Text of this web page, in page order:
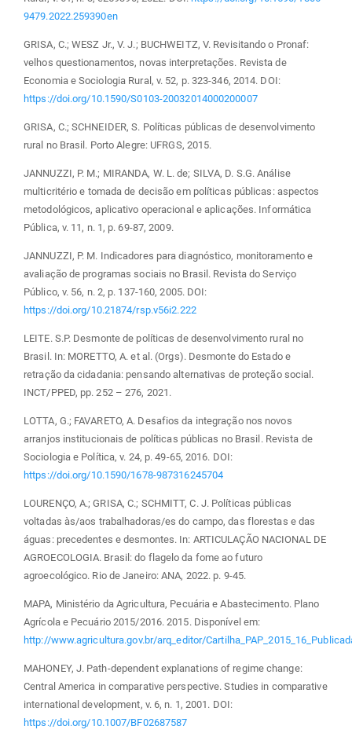
9479.2022.259390en
GRISA, C.; WESZ Jr., V. J.; BUCHWEITZ, V. Revisitando o Pronaf:
velhos questionamentos, novas interpretações. Revista de
Economia e Sociologia Rural, v. 52, p. 323-346, 2014. DOI:
https://doi.org/10.1590/S0103-20032014000200007
GRISA, C.; SCHNEIDER, S. Políticas públicas de desenvolvimento
rural no Brasil. Porto Alegre: UFRGS, 2015.
JANNUZZI, P. M.; MIRANDA, W. L. de; SILVA, D. S.G. Análise
multicritério e tomada de decisão em políticas públicas: aspectos
metodológicos, aplicativo operacional e aplicações. Informática
Pública, v. 11, n. 1, p. 69-87, 2009.
JANNUZZI, P. M. Indicadores para diagnóstico, monitoramento e
avaliação de programas sociais no Brasil. Revista do Serviço
Público, v. 56, n. 2, p. 137-160, 2005. DOI:
https://doi.org/10.21874/rsp.v56i2.222
LEITE. S.P. Desmonte de políticas de desenvolvimento rural no
Brasil. In: MORETTO, A. et al. (Orgs). Desmonte do Estado e
retração da cidadania: pensando alternativas de proteção social.
INCT/PPED, pp. 252 – 276, 2021.
LOTTA, G.; FAVARETO, A. Desafios da integração nos novos
arranjos institucionais de políticas públicas no Brasil. Revista de
Sociologia e Política, v. 24, p. 49-65, 2016. DOI:
https://doi.org/10.1590/1678-987316245704
LOURENÇO, A.; GRISA, C.; SCHMITT, C. J. Políticas públicas
voltadas às/aos trabalhadoras/es do campo, das florestas e das
águas: precedentes e desmontes. In: ARTICULAÇÃO NACIONAL DE
AGROECOLOGIA. Brasil: do flagelo da fome ao futuro
agroecológico. Rio de Janeiro: ANA, 2022. p. 9-45.
MAPA, Ministério da Agricultura, Pecuária e Abastecimento. Plano
Agrícola e Pecuário 2015/2016. 2015. Disponível em:
http://www.agricultura.gov.br/arq_editor/
MAHONEY, J. Path-dependent explanations of regime change:
Central America in comparative perspective. Studies in comparative
international development, v. 6, n. 1, 2001. DOI:
https://doi.org/10.1007/BF02687587